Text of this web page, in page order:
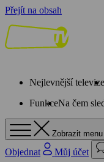
Přejít na obsah
Nejlevnější televize
FunkceNa čem
Zobrazit menu
Objednat Můj účet